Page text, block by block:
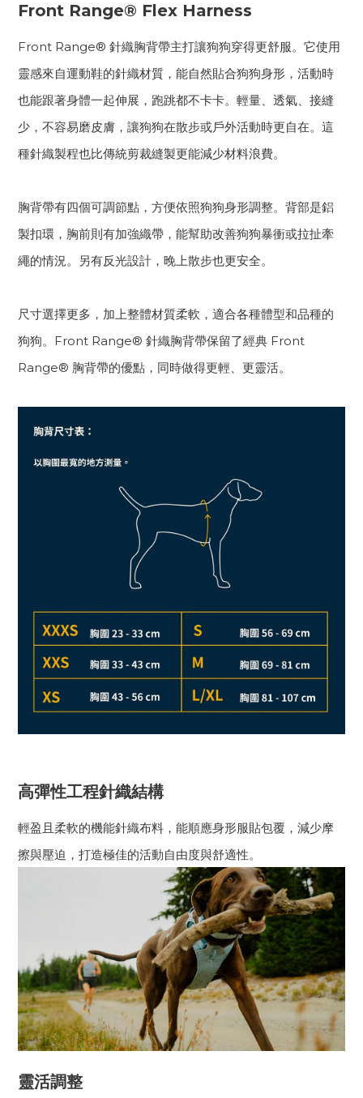
Front Range® Flex Harness
Front Range® 針織胸背帶主打讓狗狗穿得更舒服。它使用
靈感來自運動鞋的針織材質，能自然貼合狗狗身形，活動時
也能跟著身體一起伸展，跑跳都不卡卡。輕量、透氣、接縫
少，不容易磨皮膚，讓狗狗在散步或戶外活動時更自在。這
種針織製程也比傳統剪裁縫製更能減少材料浪費。
胸背帶有四個可調節點，方便依照狗狗身形調整。背部是鋁
製扣環，胸前則有加強織帶，能幫助改善狗狗暴衝或拉扯牽
繩的情況。另有反光設計，晚上散步也更安全。
尺寸選擇更多，加上整體材質柔軟，適合各種體型和品種的
狗狗。Front Range® 針織胸背帶保留了經典 Front
Range® 胸背帶的優點，同時做得更輕、更靈活。
高彈性工程針織結構
輕盈且柔軟的機能針織布料，能順應身形服貼包覆，減少摩
擦與壓迫，打造極佳的活動自由度與舒適性。
靈活調整